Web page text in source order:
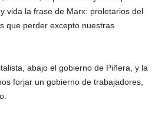
vida la frase de Marx: proletarios del
que perder excepto nuestras
abajo el gobierno de Piñera, y la
forjar un gobierno de trabajadores,